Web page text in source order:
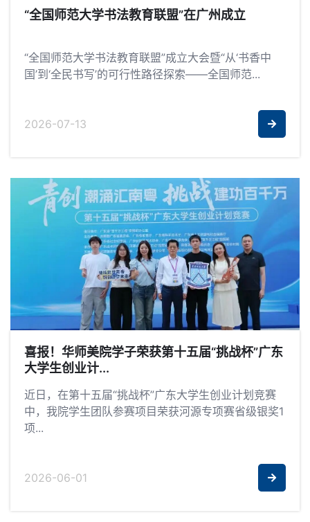
“全国师范大学书法教育联盟”在广州成立
“全国师范大学书法教育联盟”成立大会暨“从‘书香中
国’到‘全民书写’的可行性路径探索——全国师范...
2026-07-13
喜报！华师美院学子荣获第十五届“挑战杯”广东
大学生创业计...
近日，在第十五届“挑战杯”广东大学生创业计划竞赛
中，我院学生团队参赛项目荣获河源专项赛省级银奖1
项...
2026-06-01